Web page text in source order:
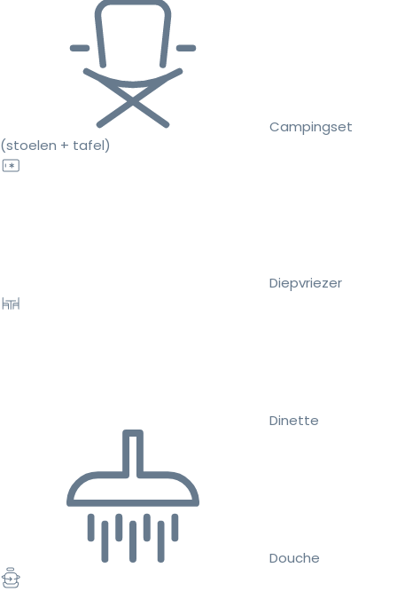
Campingset
(stoelen + tafel)
Diepvriezer
Dinette
Douche